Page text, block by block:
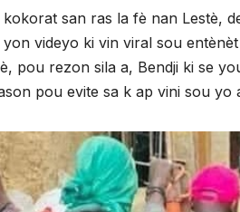
san ras la fè nan Lestè,
videyo ki vin viral sou
pou rezon sila a, Bendji ki se
pou evite sa k ap vini sou yo